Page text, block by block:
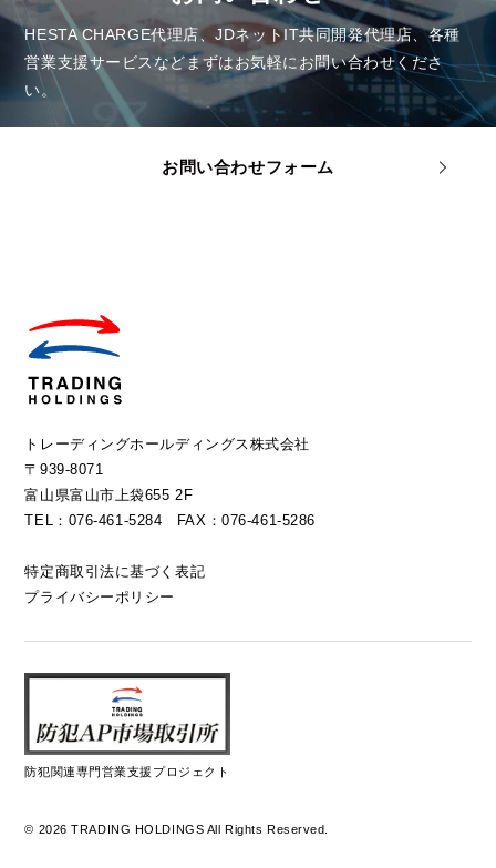
HESTA CHARGE代理店、JDネットIT共同開発代理店、各種
営業支援サービスなどまずはお気軽にお問い合わせくださ
い。
お問い合わせフォーム
トレーディングホールディングス株式会社
〒939-8071
富山県富山市上袋655 2F
TEL：076-461-5284 FAX：076-461-5286
特定商取引法に基づく表記
プライバシーポリシー
防犯関連専門営業支援プロジェクト
© 2026 TRADING HOLDINGS All Rights Reserved.